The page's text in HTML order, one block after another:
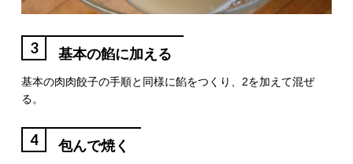
3 基本の餡に加える
基本の肉肉餃子の手順と同様に餡をつくり、2を加えて混ぜ
る。
4 包んで焼く